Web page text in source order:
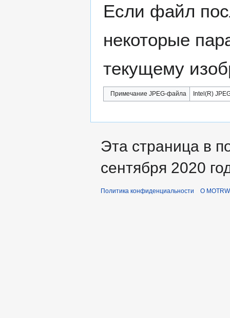
Если файл
некоторые
текущему
Примечание JPEG-файла Intel(R)
Эта страница в
сентября 2020
Политика конфиденциальности О